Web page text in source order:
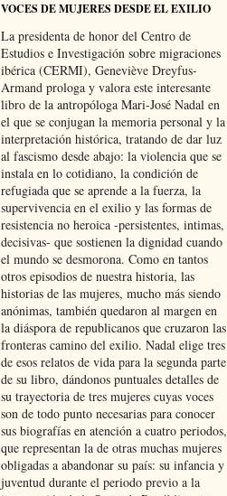
VOCES DE MUJERES DESDE EL EXILIO
La presidenta de honor del Centro de
Estudios e Investigación sobre migraciones
ibérica (CERMI), Geneviève Dreyfus-
Armand prologa y valora este interesante
libro de la antropóloga Mari-José Nadal en
el que se conjugan la memoria personal y la
interpretación histórica, tratando de dar luz
al fascismo desde abajo: la violencia que se
instala en lo cotidiano, la condición de
refugiada que se aprende a la fuerza, la
supervivencia en el exilio y las formas de
resistencia no heroica -persistentes, intimas,
decisivas- que sostienen la dignidad cuando
el mundo se desmorona. Como en tantos
otros episodios de nuestra historia, las
historias de las mujeres, mucho más siendo
anónimas, también quedaron al margen en
la diáspora de republicanos que cruzaron las
fronteras camino del exilio. Nadal elige tres
de esos relatos de vida para la segunda parte
de su libro, dándonos puntuales detalles de
su trayectoria de tres mujeres cuyas voces
son de todo punto necesarias para conocer
sus biografías en atención a cuatro periodos,
que representan la de otras muchas mujeres
obligadas a abandonar su país: su infancia y
juventud durante el periodo previo a la